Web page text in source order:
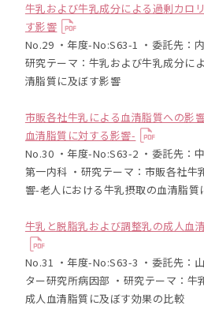
牛乳および牛乳成分による過剰カロ
す影響
No.29 ・年度-No:S63-1 ・委託先：
研究テーマ：牛乳および牛乳成分に
清脂質に及ぼす影響
市販各社牛乳による血清脂質への影
血清脂質に対する影響-
No.30 ・年度-No:S63-2 ・委託先：
第一内科 ・研究テーマ：市販各社牛
響-老人における牛乳摂取の血清脂質
牛乳と脱脂乳および調整乳の成人血
No.31 ・年度-No:S63-3 ・委託先：
ター研究所病因部 ・研究テーマ：牛
成人血清脂質に及ぼす効果の比較